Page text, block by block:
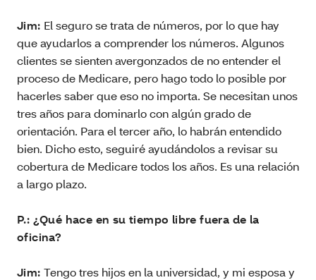
Jim: El seguro se trata de números, por lo que hay
que ayudarlos a comprender los números. Algunos
clientes se sienten avergonzados de no entender el
proceso de Medicare, pero hago todo lo posible por
hacerles saber que eso no importa. Se necesitan unos
tres años para dominarlo con algún grado de
orientación. Para el tercer año, lo habrán entendido
bien. Dicho esto, seguiré ayudándolos a revisar su
cobertura de Medicare todos los años. Es una relación
a largo plazo.
P.: ¿Qué hace en su tiempo libre fuera de la
oficina?
Jim: Tengo tres hijos en la universidad, y mi esposa y